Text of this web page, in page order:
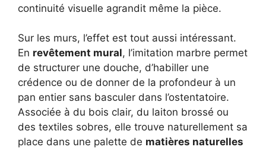
continuité visuelle agrandit même la pièce.
Sur les murs, l’effet est tout aussi intéressant.
En revêtement mural, l’imitation marbre permet
de structurer une douche, d’habiller une
crédence ou de donner de la profondeur à un
pan entier sans basculer dans l’ostentatoire.
Associée à du bois clair, du laiton brossé ou
des textiles sobres, elle trouve naturellement sa
place dans une palette de matières naturelles